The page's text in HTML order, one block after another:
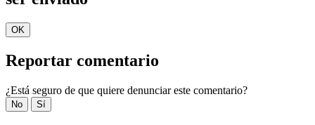
OK
Reportar comentario
¿Está seguro de que quiere denunciar este comentario?
No Sí